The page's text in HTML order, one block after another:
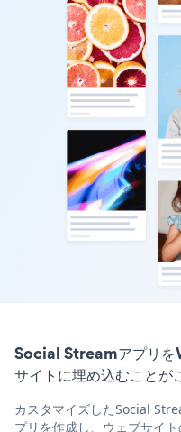
Social Streamアプリ
サイトに埋め込むことが
カスタマイズしたSocial
プリを作成し、ウェブサイ